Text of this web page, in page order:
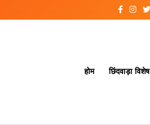
होम छिंदवाड़ा विशेष